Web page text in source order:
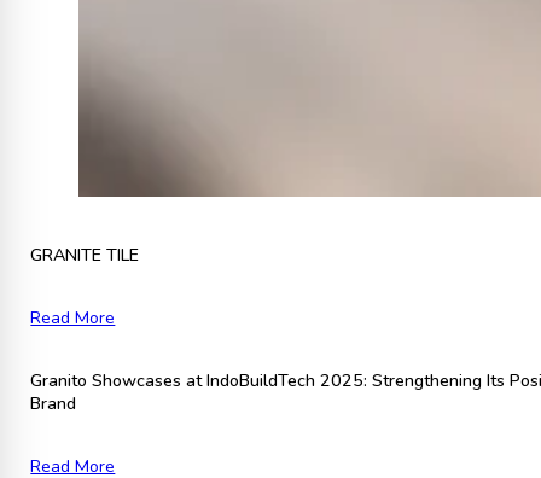
GRANITE TILE
Read More
Granito Showcases at IndoBuildTech 2025: Strengthening Its
Brand
Read More